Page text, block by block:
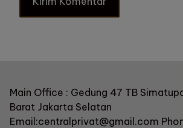
Main Office : Gedung 47 TB
Barat Jakarta Selatan
Email:centralprivat@gmail.com